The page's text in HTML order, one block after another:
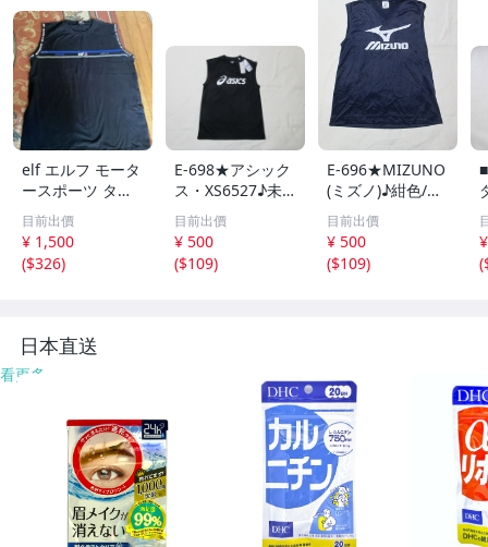
elf エルフ モータ
ースポーツ タン
クトップ ブラッ
ク メンズ4L ノー
スリーブ ブラッ
ク
目前出價
¥ 1,500
($326)
E-698★アシック
ス・XS6527♪未
使用タグ付/ブラ
ック/ノースリー
ブシャツ(M)★
目前出價
¥ 500
($109)
E-696★MIZUNO
(ミズノ)♪紺色/メ
ッシュ/スリーブ
レスシャツ(M)★
目前出價
¥ 500
($109)
(
日本直送
看更多